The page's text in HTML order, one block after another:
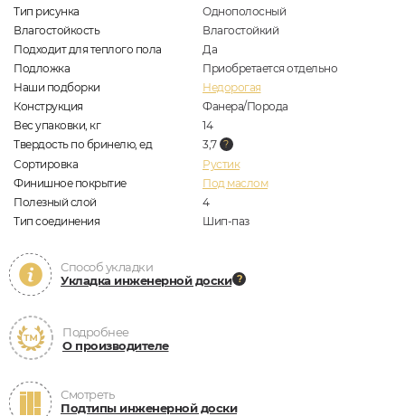
Тип рисунка
Однополосный
Влагостойкость
Влагостойкий
Подходит для теплого пола
Да
Подложка
Приобретается отдельно
Наши подборки
Недорогая
Конструкция
Фанера/Порода
Вес упаковки, кг
14
Твердость по бринелю, ед
3,7
Сортировка
Рустик
Финишное покрытие
Под маслом
Полезный слой
4
Тип соединения
Шип-паз
Способ укладки
Укладка инженерной доски
Подробнее
О производителе
Смотреть
Подтипы инженерной доски